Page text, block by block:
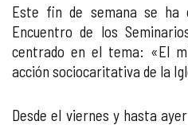
Este fin de semana se ha
Encuentro de los
centrado en el tema: «El
acción sociocaritativa de la
Desde el viernes y hasta